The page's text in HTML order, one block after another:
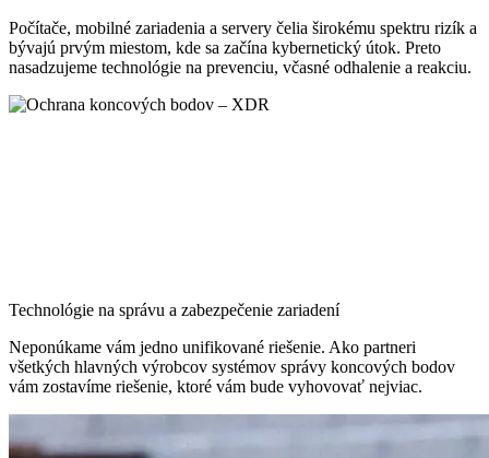
Počítače, mobilné zariadenia a servery čelia širokému spektru rizík a
bývajú prvým miestom, kde sa začína kybernetický útok. Preto
nasadzujeme technológie na prevenciu, včasné odhalenie a reakciu.
Technológie na správu a zabezpečenie zariadení
Neponúkame vám jedno unifikované riešenie. Ako partneri
všetkých hlavných výrobcov systémov správy koncových bodov
vám zostavíme riešenie, ktoré vám bude vyhovovať nejviac.